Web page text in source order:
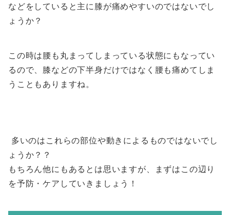
などをしていると主に膝が痛めやすいのではないでし
ょうか？
この時は腰も丸まってしまっている状態にもなってい
るので、膝などの下半身だけではなく腰も痛めてしま
うこともありますね。
多いのはこれらの部位や動きによるものではないでし
ょうか？？
もちろん他にもあるとは思いますが、まずはこの辺り
を予防・ケアしていきましょう！